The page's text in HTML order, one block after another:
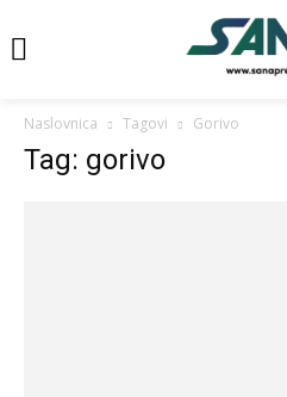
Naslovnica Tagovi Gorivo
Tag: gorivo